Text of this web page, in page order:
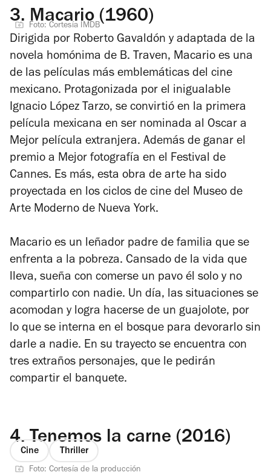
3. Macario (1960)
Foto: Cortesía IMDB
Dirigida por Roberto Gavaldón y adaptada de la
novela homónima de B. Traven, Macario es una
de las películas más emblemáticas del cine
mexicano. Protagonizada por el inigualable
Ignacio López Tarzo, se convirtió en la primera
película mexicana en ser nominada al Oscar a
Mejor película extranjera. Además de ganar el
premio a Mejor fotografía en el Festival de
Cannes. Es más, esta obra de arte ha sido
proyectada en los ciclos de cine del Museo de
Arte Moderno de Nueva York.
Macario es un leñador padre de familia que se
enfrenta a la pobreza. Cansado de la vida que
lleva, sueña con comerse un pavo él solo y no
compartirlo con nadie. Un día, las situaciones se
acomodan y logra hacerse de un guajolote, por
lo que se interna en el bosque para devorarlo sin
darle a nadie. En su trayecto se encuentra con
tres extraños personajes, que le pedirán
compartir el banquete.
4. Tenemos la carne (2016)
Cine Thriller
Foto: Cortesía de la producción